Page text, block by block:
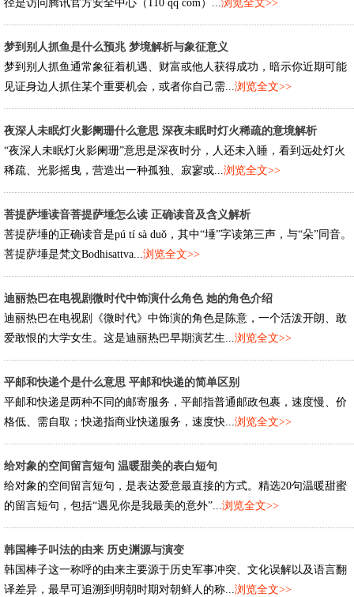
径是访问腾讯官方安全中心（110 qq com）...浏览全文>>
梦到别人抓鱼是什么预兆 梦境解析与象征意义
梦到别人抓鱼通常象征着机遇、财富或他人获得成功，暗示你近期可能
见证身边人抓住某个重要机会，或者你自己需...浏览全文>>
夜深人未眠灯火影阑珊什么意思 深夜未眠时灯火稀疏的意境解析
“夜深人未眠灯火影阑珊”意思是深夜时分，人还未入睡，看到远处灯火
稀疏、光影摇曳，营造出一种孤独、寂寥或...浏览全文>>
菩提萨埵读音菩提萨埵怎么读 正确读音及含义解析
菩提萨埵的正确读音是pú tí sà duǒ，其中“埵”字读第三声，与“朵”同音。
菩提萨埵是梵文Bodhisattva...浏览全文>>
迪丽热巴在电视剧微时代中饰演什么角色 她的角色介绍
迪丽热巴在电视剧《微时代》中饰演的角色是陈意，一个活泼开朗、敢
爱敢恨的大学女生。这是迪丽热巴早期演艺生...浏览全文>>
平邮和快递个是什么意思 平邮和快递的简单区别
平邮和快递是两种不同的邮寄服务，平邮指普通邮政包裹，速度慢、价
格低、需自取；快递指商业快递服务，速度快...浏览全文>>
给对象的空间留言短句 温暖甜美的表白短句
给对象的空间留言短句，是表达爱意最直接的方式。精选20句温暖甜蜜
的留言短句，包括“遇见你是我最美的意外”...浏览全文>>
韩国棒子叫法的由来 历史渊源与演变
韩国棒子这一称呼的由来主要源于历史军事冲突、文化误解以及语言翻
译差异，最早可追溯到明朝时期对朝鲜人的称...浏览全文>>